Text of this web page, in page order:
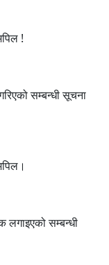
!
सम्बन्धी सूचना
लगाइएको सम्बन्धी